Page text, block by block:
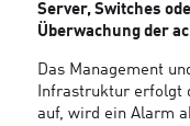
Server, Switches
Überwachung der
Das Management
Infrastruktur erfolgt
auf, wird ein Alarm